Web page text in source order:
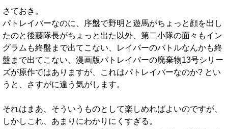
さておき。
パトレイバーなのに、序盤で野明と遊馬がちょっと顔を出し
たのと後藤隊長がちょっと出た以外、第二小隊の面々もイン
グラムも終盤まで出てこない、レイバーのバトルなんかも終
盤まで出てこない、漫画版パトレイバーの廃棄物13号シリー
ズが原作ではありますが、これはパトレイバーなのか? とい
うと、さすがに違う気がします。
それはまあ、そういうものとして楽しめればよいのですが、
しかしこれ、あまりにわかりにくすぎる。